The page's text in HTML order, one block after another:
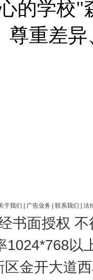
的学校"
尊重差
于我们 广告业务 联系我们 法
书面授权
1024*768以
金开大道